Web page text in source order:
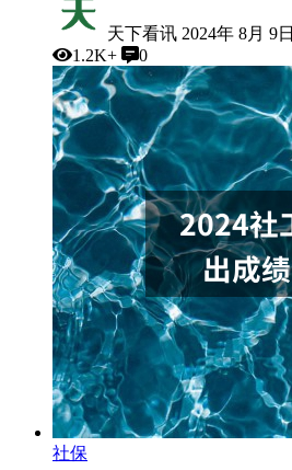
天下看讯 2024年 8月 9日
1.2K+
0
社保